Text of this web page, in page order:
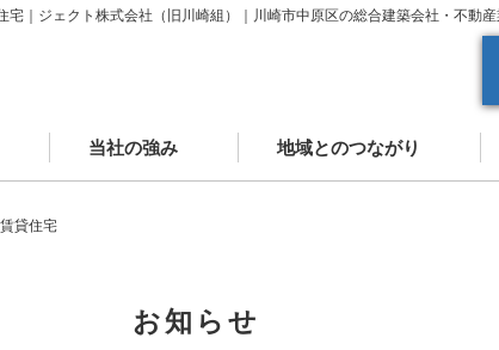
宅｜ジェクト株式会社（旧川崎組）｜川崎市中原区の総合建築会社・不動
工事例
当社の強み 地域とのつながり
貸住宅
お知らせ